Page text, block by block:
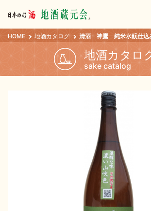
会員登録
地酒カタログ
HOME 地酒カタログ 清酒 神鷹 純米水酛仕込
地酒カタロ
sake catalog